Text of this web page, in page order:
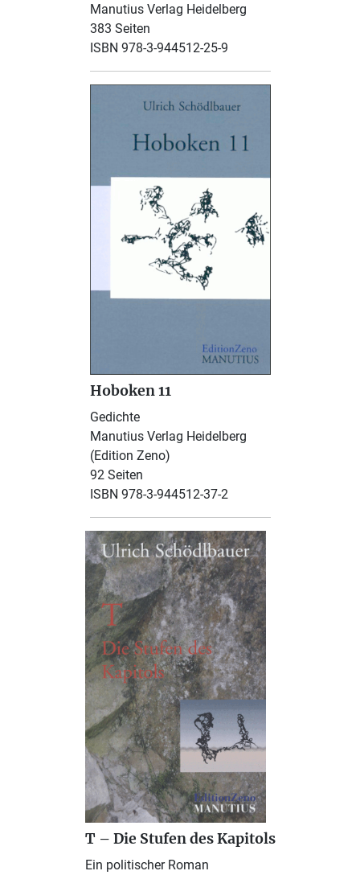
Manutius Verlag Heidelberg
383 Seiten
ISBN 978-3-944512-25-9
Hoboken 11
Gedichte
Manutius Verlag Heidelberg
(Edition Zeno)
92 Seiten
ISBN 978-3-944512-37-2
T – Die Stufen des Kapitols
Ein politischer Roman